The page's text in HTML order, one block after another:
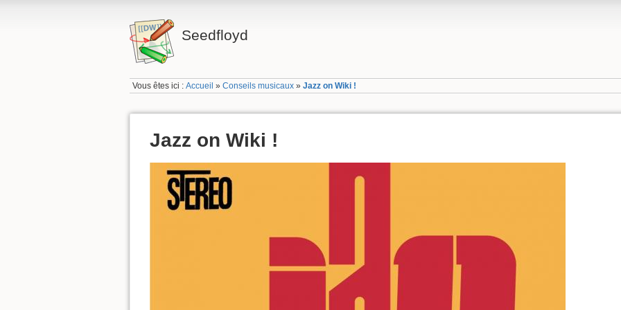
Seedfloyd
Vous êtes ici :Accueil »Conseils musicaux »Jazz on Wiki !
Jazz on Wiki !